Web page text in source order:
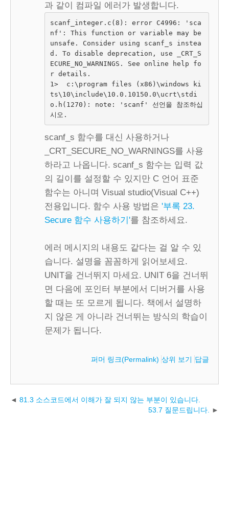
과 같이 컴파일 에러가 발생합니다.
scanf_integer.c(8): error C4996: 'sca
nf': This function or variable may be
unsafe. Consider using scanf_s instea
d. To disable deprecation, use _CRT_S
ECURE_NO_WARNINGS. See online help fo
r details.
1>  c:\program files (x86)\windows ki
ts\10\include\10.0.10150.0\ucrt\stdi
o.h(1270): note: 'scanf' 선언을 참조하십
시오.
scanf_s 함수를 대신 사용하거나
_CRT_SECURE_NO_WARNINGS를 사용
하라고 나옵니다. scanf_s 함수는 입력 값
의 길이를 설정할 수 있지만 C 언어 표준
함수는 아니며 Visual studio(Visual C++)
전용입니다. 함수 사용 방법은 '부록 23.
Secure 함수 사용하기'를 참조하세요.
에러 메시지의 내용도 같다는 걸 알 수 있
습니다. 설명을 꼼꼼하게 읽어보세요.
UNIT을 건너뛰지 마세요. UNIT 6을 건너뛰
면 다음에 포인터 부분에서 디버거를 사용
할 때는 또 모르게 됩니다. 책에서 설명하
지 않은 게 아니라 건너뛰는 방식의 학습이
문제가 됩니다.
퍼머 링크(Permalink) 상위 보기 답글
81.3 소스코드에서 이해가 잘 되지 않는 부분이 있습니다.
53.7 질문드립니다.